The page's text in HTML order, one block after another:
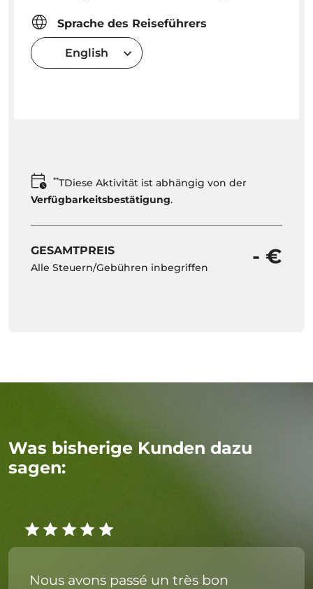
Sprache des Reiseführers
English
**TDiese Aktivität ist abhängig von der
Verfügbarkeitsbestätigung.
GESAMTPREIS
Alle Steuern/Gebühren inbegriffen - €
Was bisherige Kunden dazu
sagen:
Nous avons passé un très bon